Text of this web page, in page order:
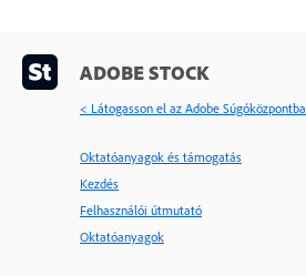
ADOBE STOCK
< Látogasson el az Adobe Súgóközpontba
Oktatóanyagok és támogatás
Kezdés
Felhasználói útmutató
Oktatóanyagok